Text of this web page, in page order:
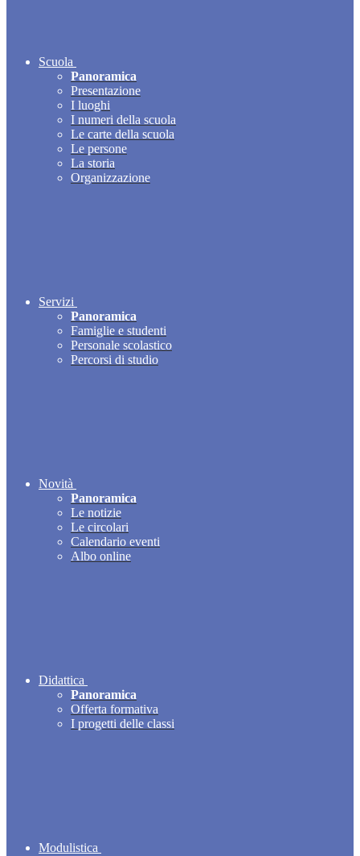
Scuola
Panoramica
Presentazione
I luoghi
I numeri della scuola
Le carte della scuola
Le persone
La storia
Organizzazione
Servizi
Panoramica
Famiglie e studenti
Personale scolastico
Percorsi di studio
Novità
Panoramica
Le notizie
Le circolari
Calendario eventi
Albo online
Didattica
Panoramica
Offerta formativa
I progetti delle classi
Modulistica